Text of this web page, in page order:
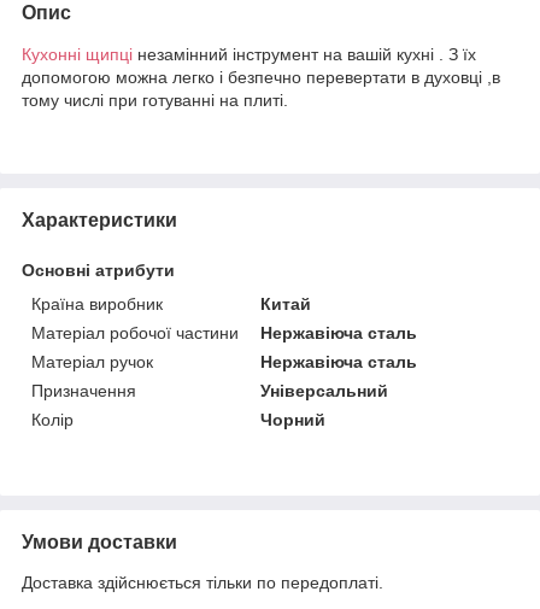
Опис
Кухонні щипці незамінний інструмент на вашій кухні . З їх
допомогою можна легко і безпечно перевертати в духовці ,в
тому числі при готуванні на плиті.
Характеристики
Основні атрибути
Країна виробник
Китай
Матеріал робочої частини
Нержавіюча сталь
Матеріал ручок
Нержавіюча сталь
Призначення
Універсальний
Колір
Чорний
Умови доставки
Доставка здійснюється тільки по передоплаті.